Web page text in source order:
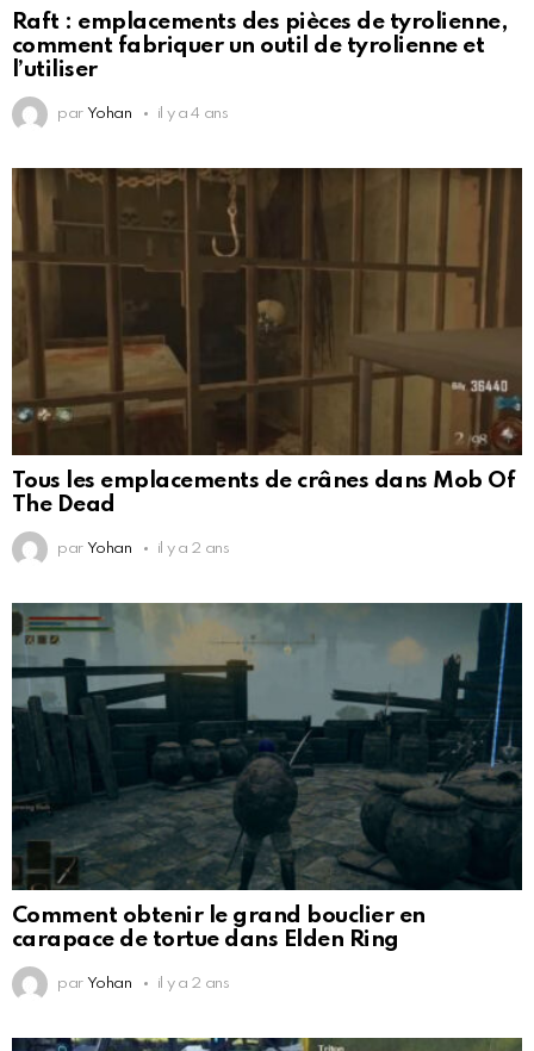
Raft : emplacements des pièces de tyrolienne,
comment fabriquer un outil de tyrolienne et
l’utiliser
par Yohan il y a 4 ans
Tous les emplacements de crânes dans Mob Of
The Dead
par Yohan il y a 2 ans
Comment obtenir le grand bouclier en
carapace de tortue dans Elden Ring
par Yohan il y a 2 ans